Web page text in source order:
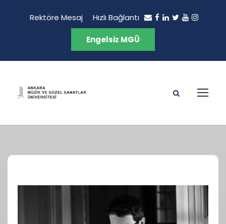
Rektöre Mesaj Hızlı Bağlantı
Engelsiz MGÜ